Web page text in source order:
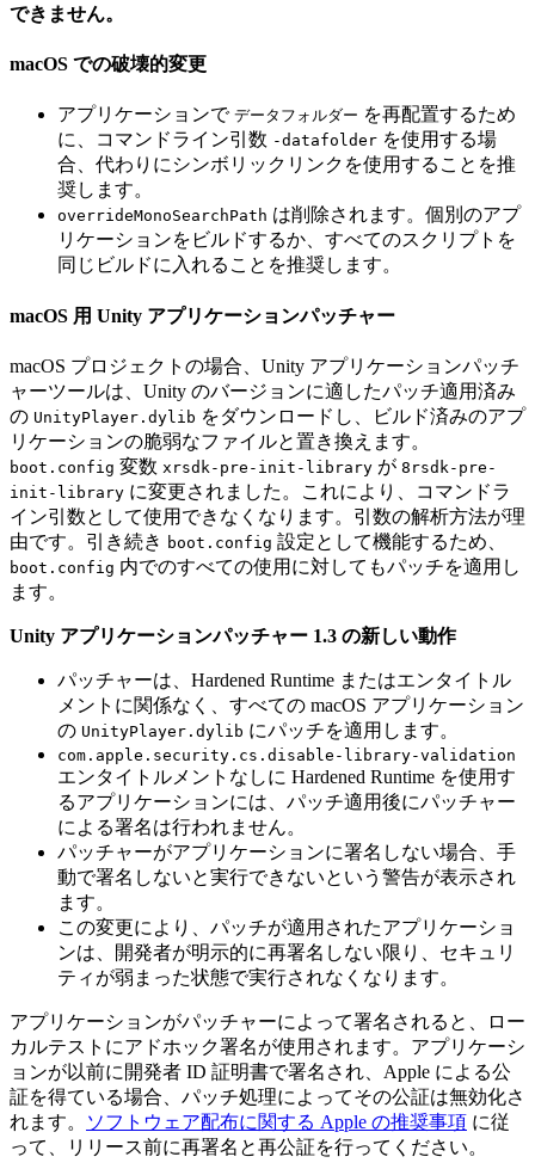
できません。
macOS での破壊的変更
アプリケーションで データフォルダー を再配置するため
に、コマンドライン引数 -datafolder を使用する場
合、代わりにシンボリックリンクを使用することを推
奨します。
overrideMonoSearchPath は削除されます。個別のアプ
リケーションをビルドするか、すべてのスクリプトを
同じビルドに入れることを推奨します。
macOS 用 Unity アプリケーションパッチャー
macOS プロジェクトの場合、Unity アプリケーションパッチ
ャーツールは、Unity のバージョンに適したパッチ適用済み
の UnityPlayer.dylib をダウンロードし、ビルド済みのアプ
リケーションの脆弱なファイルと置き換えます。
boot.config 変数 xrsdk-pre-init-library が 8rsdk-pre-
init-library に変更されました。これにより、コマンドラ
イン引数として使用できなくなります。引数の解析方法が理
由です。引き続き boot.config 設定として機能するため、
boot.config 内でのすべての使用に対してもパッチを適用し
ます。
Unity アプリケーションパッチャー 1.3 の新しい動作
パッチャーは、Hardened Runtime またはエンタイトル
メントに関係なく、すべての macOS アプリケーション
の UnityPlayer.dylib にパッチを適用します。
com.apple.security.cs.disable-library-validation
エンタイトルメントなしに Hardened Runtime を使用す
るアプリケーションには、パッチ適用後にパッチャー
による署名は行われません。
パッチャーがアプリケーションに署名しない場合、手
動で署名しないと実行できないという警告が表示され
ます。
この変更により、パッチが適用されたアプリケーショ
ンは、開発者が明示的に再署名しない限り、セキュリ
ティが弱まった状態で実行されなくなります。
アプリケーションがパッチャーによって署名されると、ロー
カルテストにアドホック署名が使用されます。アプリケーシ
ョンが以前に開発者 ID 証明書で署名され、Apple による公
証を得ている場合、パッチ処理によってその公証は無効化さ
れます。
ソフトウェア配布に関する Apple の推奨事項 に従
って、リリース前に再署名と再公証を行ってください。